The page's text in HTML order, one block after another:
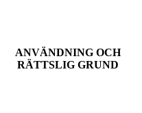
ANVÄNDNING OCH
RÄTTSLIG GRUND